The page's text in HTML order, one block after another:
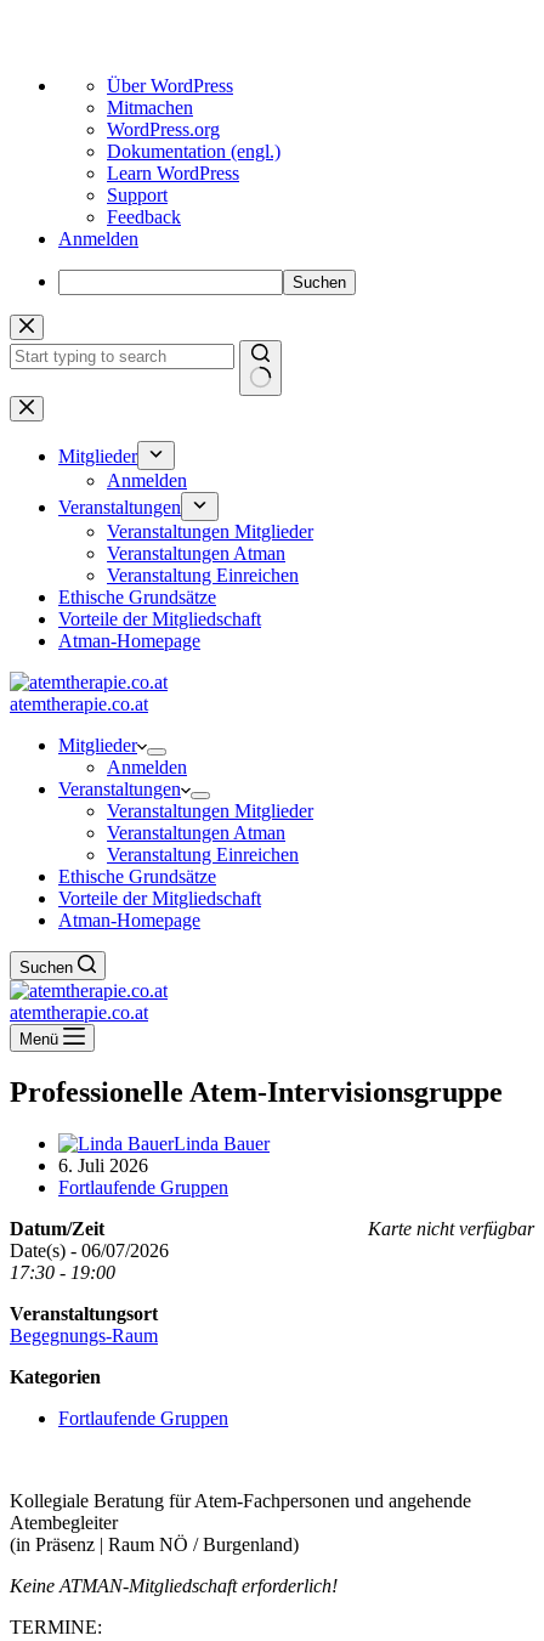
Über
WordPress
Über WordPress
Mitmachen
WordPress.org
Dokumentation (engl.)
Learn WordPress
Support
Feedback
Anmelden
Suchen
Zum
Inhalt
springen
Keine
Ergebnisse
Mitglieder
Anmelden
Veranstaltungen
Veranstaltungen Mitglieder
Veranstaltungen Atman
Veranstaltung Einreichen
Ethische Grundsätze
Vorteile der Mitgliedschaft
Atman-Homepage
atemtherapie.co.at
Mitglieder
Anmelden
Veranstaltungen
Veranstaltungen Mitglieder
Veranstaltungen Atman
Veranstaltung Einreichen
Ethische Grundsätze
Vorteile der Mitgliedschaft
Atman-Homepage
Suchen
atemtherapie.co.at
Menü
Professionelle Atem-Intervisionsgruppe
Linda Bauer
6. Juli 2026
Fortlaufende Gruppen
Karte nicht verfügbar
Datum/Zeit
Date(s) - 06/07/2026
17:30 - 19:00
Veranstaltungsort
Begegnungs-Raum
Kategorien
Fortlaufende Gruppen
Kollegiale Beratung für Atem-Fachpersonen und angehende
Atembegleiter
(in Präsenz | Raum NÖ / Burgenland)
Keine ATMAN-Mitgliedschaft erforderlich!
TERMINE: